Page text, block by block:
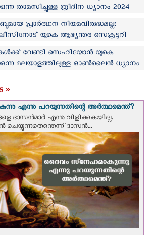
താമസിച്ചുള്ള ത്രിദിന ധ്യാനം 2024
15 മുതല്‍
പ്രാർത്ഥന നിയമവിരുദ്ധമല്ല:
യു‌കെ‌ ആഭ്യന്തര സെക്രട്ടറി
വേണ്ടി സെഹിയോന്‍ യു‌കെ
മലയാളത്തിലുള്ള ഓണ്‍ലൈന്‍ ധ്യാനം
»
എന്നു പറയുന്നതിന്റെ അർത്ഥമെന്ത്?
ദാസന്‍മാര്‍ എന്നു വിളിക്കുകയില്ല.
ചെയ്യുന്നതെന്തെന്ന് ദാസന്‍...